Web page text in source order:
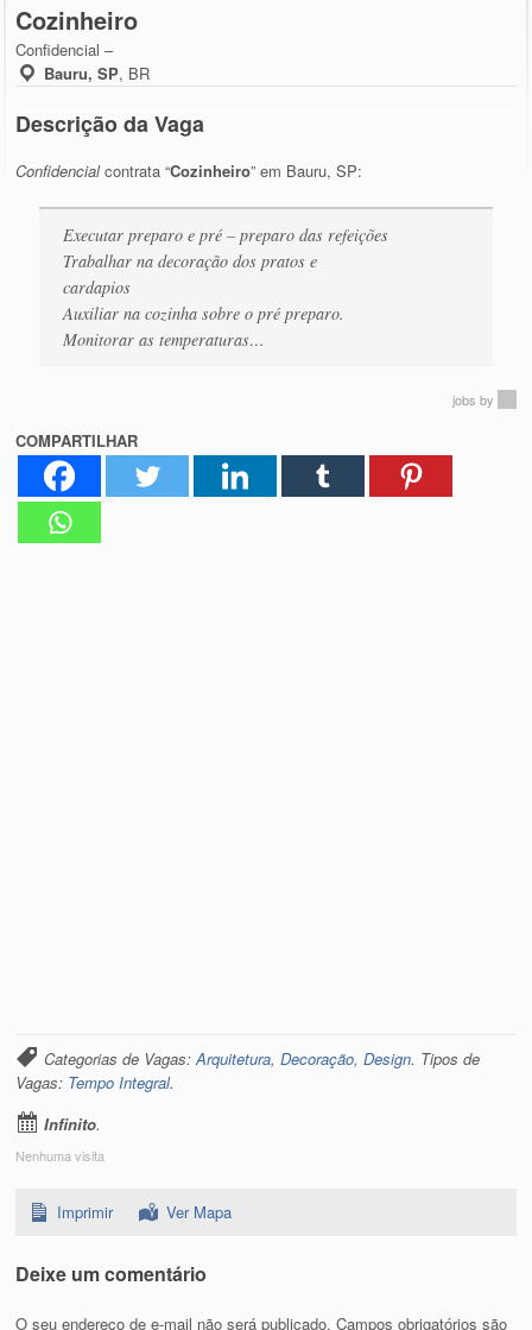
Cozinheiro
Confidencial –
Bauru, SP, BR
Descrição da Vaga
Confidencialcontrata “Cozinheiro” em Bauru, SP:
Executar preparo e pré – preparo das refeições
Trabalhar na decoração dos pratos e
cardapios
Auxiliar na cozinha sobre o pré preparo.
Monitorar as temperaturas…
jobs by
COMPARTILHAR
Categorias de Vagas:Arquitetura, Decoração, Design. Tipos de
Vagas: Tempo Integral.
Infinito.
Nenhuma visita
Imprimir Ver Mapa
Deixe um comentário
O seu endereço de e-mail não será publicado. Campos obrigatórios são